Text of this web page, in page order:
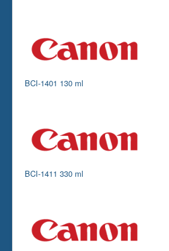
BCI-1401 130 ml
BCI-1411 330 ml